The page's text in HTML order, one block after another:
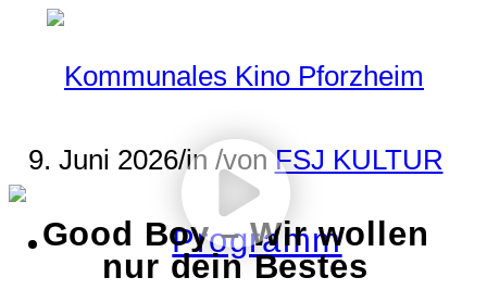
Programm
9. Juni 2026/in /vonFSJ KULTUR
Good Boy – Wir wollen
nur dein Bestes